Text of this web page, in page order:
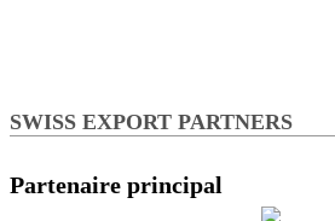
SWISS EXPORT PARTNERS
Partenaire principal